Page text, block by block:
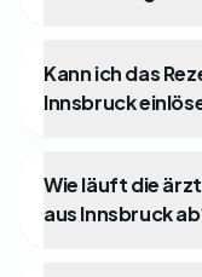
Kann ich das
Innsbruck
Wie läuft die
aus Innsbruck